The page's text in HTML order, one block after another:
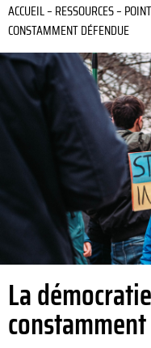
ACCUEIL– RESSOURCES–
CONSTAMMENT DÉFENDUE
La